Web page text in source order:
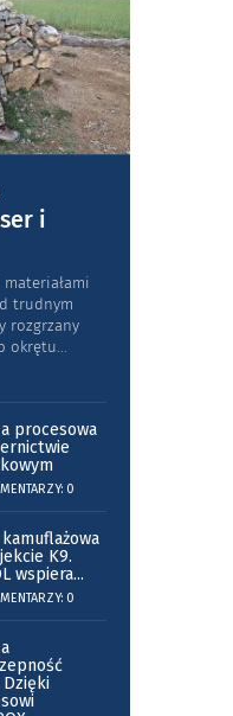
i
trudnym
rozgrzany
okrętu...
procesowa
0
kamuflażowa
K9.
wspiera...
0